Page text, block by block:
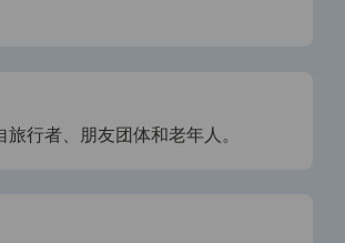
旅行者、朋友团体和老年人。